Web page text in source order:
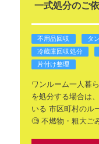
一式処分のご
不用品回収 タ
冷蔵庫回収処分
片付け整理
ワンルーム一人暮
を処分する場合は、
いる 市区町村のル
🧐 不燃物・粗大ご